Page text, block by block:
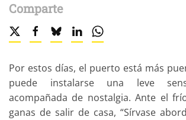
Comparte
Por estos días, el puerto está más
puede instalarse una leve
acompañada de nostalgia. Ante el
ganas de salir de casa, “Sírvase